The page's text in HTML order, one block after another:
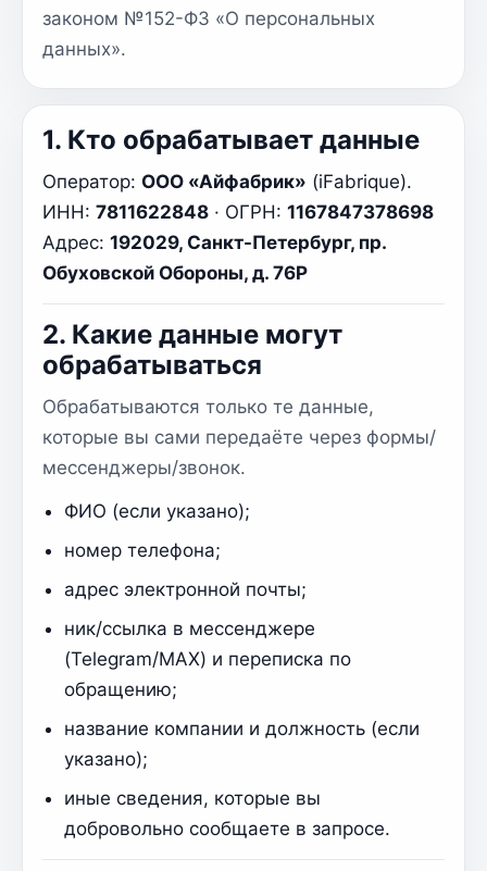
законом №152-ФЗ «О персональных
данных».
1. Кто обрабатывает данные
Оператор: ООО «Айфабрик» (iFabrique).
ИНН: 7811622848 · ОГРН: 1167847378698
Адрес: 192029, Санкт-Петербург, пр.
Обуховской Обороны, д. 76Р
2. Какие данные могут
обрабатываться
Обрабатываются только те данные,
которые вы сами передаёте через формы/
мессенджеры/звонок.
ФИО (если указано);
номер телефона;
адрес электронной почты;
ник/ссылка в мессенджере
(Telegram/MAX) и переписка по
обращению;
название компании и должность (если
указано);
иные сведения, которые вы
добровольно сообщаете в запросе.